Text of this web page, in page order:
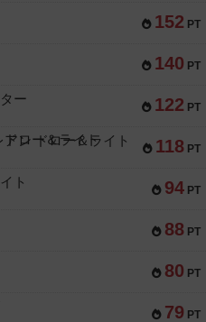
152 PT
140 PT
122 PT
ー
118 PT
ン ドロー＆ライト
94 PT
ト
88 PT
80 PT
79 PT